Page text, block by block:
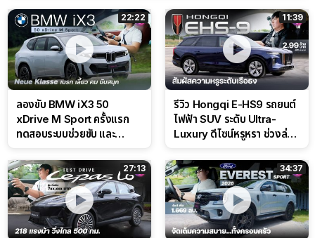
22:22
ลองขับ BMW iX3 50
xDrive M Sport ครั้งแรก
ทดสอบระบบช่วยขับ และ
สนาม
11:39
รีวิว Hongqi E-HS9 รถยนต์
ไฟฟ้า SUV ระดับ Ultra-
Luxury ดีไซน์หรูหรา ช่วงล่าง
27:13 34:37